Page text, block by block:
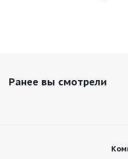
Ранее вы смотрели